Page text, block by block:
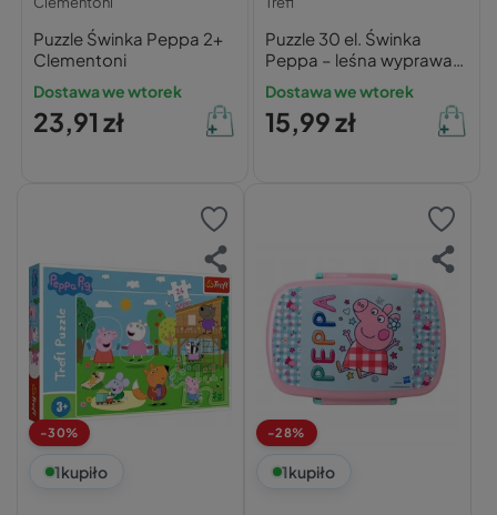
Kolorowanki i kreatywne zabawy:
Puzzle i gry:
Zabawki z Peppą:
Prezenty dla dzieci:
Puzzle Świnka Peppa 2+
Clementoni
Dostawa we wtorek
23,91 zł
Puzzle 30 el. Świnka
Peppa – leśna wyprawa
(Trefl)
Dostawa we wtorek
15,99 zł
-30%
1kupiło
-28%
1kupiło